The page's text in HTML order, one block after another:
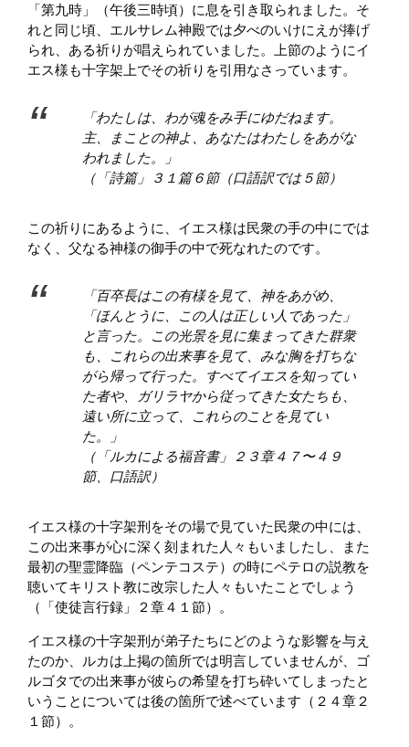
「第九時」（午後三時頃）に息を引き取られました。そ
れと同じ頃、エルサレム神殿では夕べのいけにえが捧げ
られ、ある祈りが唱えられていました。上節のようにイ
エス様も十字架上でその祈りを引用なさっています。
「わたしは、わが魂をみ手にゆだねます。
主、まことの神よ、あなたはわたしをあがな
われました。」
（「詩篇」３１篇６節（口語訳では５節）
この祈りにあるように、イエス様は民衆の手の中にでは
なく、父なる神様の御手の中で死なれたのです。
「百卒長はこの有様を見て、神をあがめ、
「ほんとうに、この人は正しい人であった」
と言った。この光景を見に集まってきた群衆
も、これらの出来事を見て、みな胸を打ちな
がら帰って行った。すべてイエスを知ってい
た者や、ガリラヤから従ってきた女たちも、
遠い所に立って、これらのことを見てい
た。」
（「ルカによる福音書」２３章４７〜４９
節、口語訳）
イエス様の十字架刑をその場で見ていた民衆の中には、
この出来事が心に深く刻まれた人々もいましたし、また
最初の聖霊降臨（ペンテコステ）の時にペテロの説教を
聴いてキリスト教に改宗した人々もいたことでしょう
（「使徒言行録」２章４１節）。
イエス様の十字架刑が弟子たちにどのような影響を与え
たのか、ルカは上掲の箇所では明言していませんが、ゴ
ルゴタでの出来事が彼らの希望を打ち砕いてしまったと
いうことについては後の箇所で述べています（２４章２
１節）。